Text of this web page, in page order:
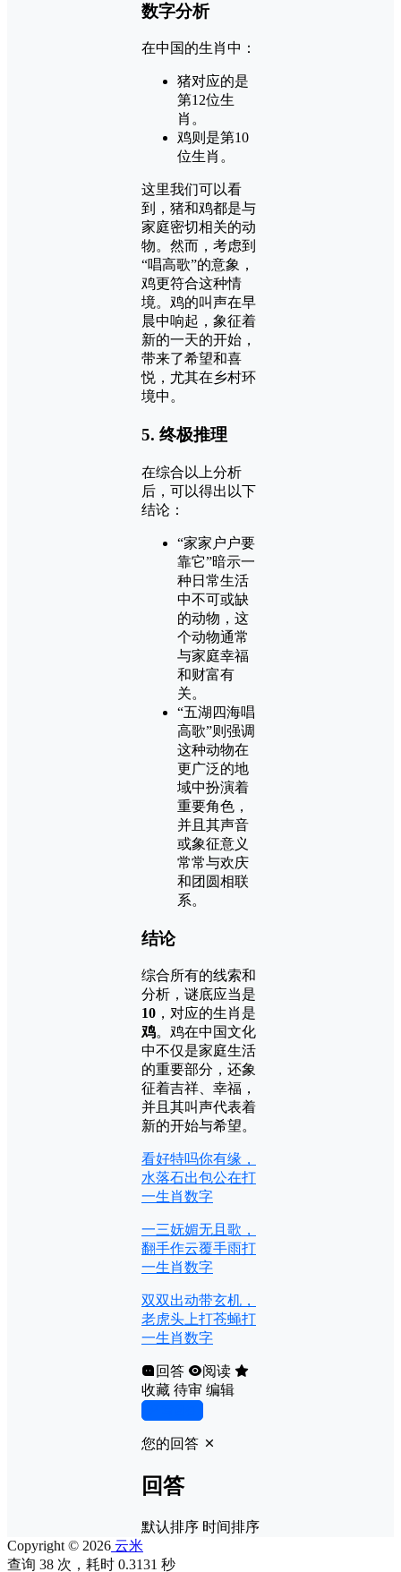
数字分析
在中国的生肖中：
猪对应的是
第12位生
肖。
鸡则是第10
位生肖。
这里我们可以看
到，猪和鸡都是与
家庭密切相关的动
物。然而，考虑到
“唱高歌”的意象，
鸡更符合这种情
境。鸡的叫声在早
晨中响起，象征着
新的一天的开始，
带来了希望和喜
悦，尤其在乡村环
境中。
5. 终极推理
在综合以上分析
后，可以得出以下
结论：
“家家户户要
靠它”暗示一
种日常生活
中不可或缺
的动物，这
个动物通常
与家庭幸福
和财富有
关。
“五湖四海唱
高歌”则强调
这种动物在
更广泛的地
域中扮演着
重要角色，
并且其声音
或象征意义
常常与欢庆
和团圆相联
系。
结论
综合所有的线索和
分析，谜底应当是
10 ，对应的生肖是
鸡。鸡在中国文化
中不仅是家庭生活
的重要部分，还象
征着吉祥、幸福，
并且其叫声代表着
新的开始与希望。
看好特吗你有缘，
水落石出包公在打
一生肖数字
一三妩媚无且歌，
翻手作云覆手雨打
一生肖数字
双双出动带玄机，
老虎头上打苍蝇打
一生肖数字
回答
阅读
收藏 待审 编辑
您的回答
回答
默认排序 时间排序
Copyright © 2026 云米
查询 38 次，耗时 0.3131 秒